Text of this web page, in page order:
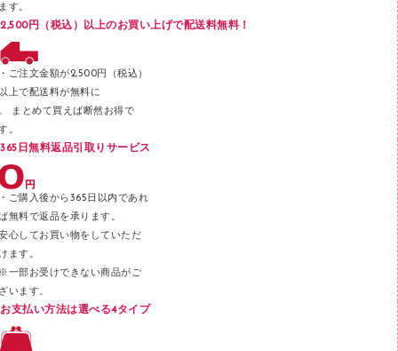
ブックエンド／ブックスタンド
パンチ
デスクトレー
テープカッター
その他文具
セロハンテープ
す。
2,500円（税込）以上のお買い上げで配送料無料！
ご注文金額が2,500円（税込）
上で配送料が無料に
まとめて買えば断然お得で
。
365日無料返品引取りサービス
ご購入後から365日以内であれ
無料で返品を承ります。
心してお買い物をしていただ
ます。
一部お受けできない商品がご
います。
お支払い方法は選べる4タイプ